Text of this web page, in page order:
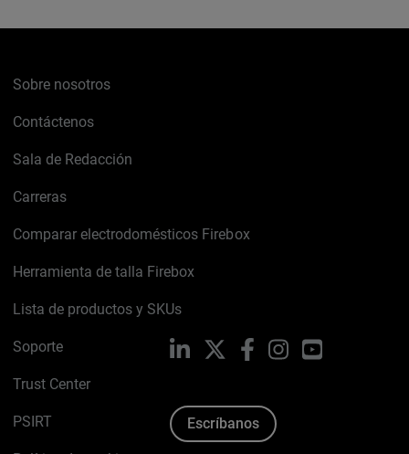
Sobre nosotros
Contáctenos
Sala de Redacción
Carreras
Comparar electrodomésticos Firebox
Herramienta de talla Firebox
Lista de productos y SKUs
Soporte
Trust Center
PSIRT
LinkedIn FacebookInstagram
Escríbanos